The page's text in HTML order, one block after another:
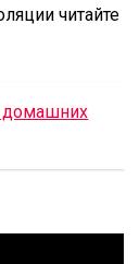
читайте
домашних